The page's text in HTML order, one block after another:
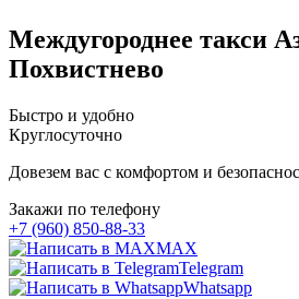
Междугороднее такси
Похвистнево
Быстро и удобно
Круглосуточно
Довезем вас с комфортом и
Закажи по телефону
+7 (960) 850-88-33
MAX
Telegram
Whatsapp